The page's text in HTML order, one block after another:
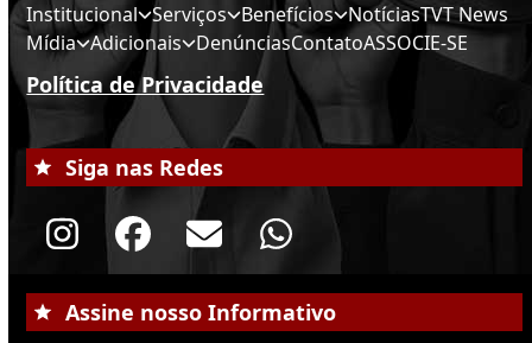
Institucional Serviços Benefícios NotíciasTVT News
Mídia Adicionais DenúnciasContatoASSOCIE-SE
Política de Privacidade
Siga nas Redes
Instagram
Facebook
EmailWhatsapp
Assine nosso Informativo